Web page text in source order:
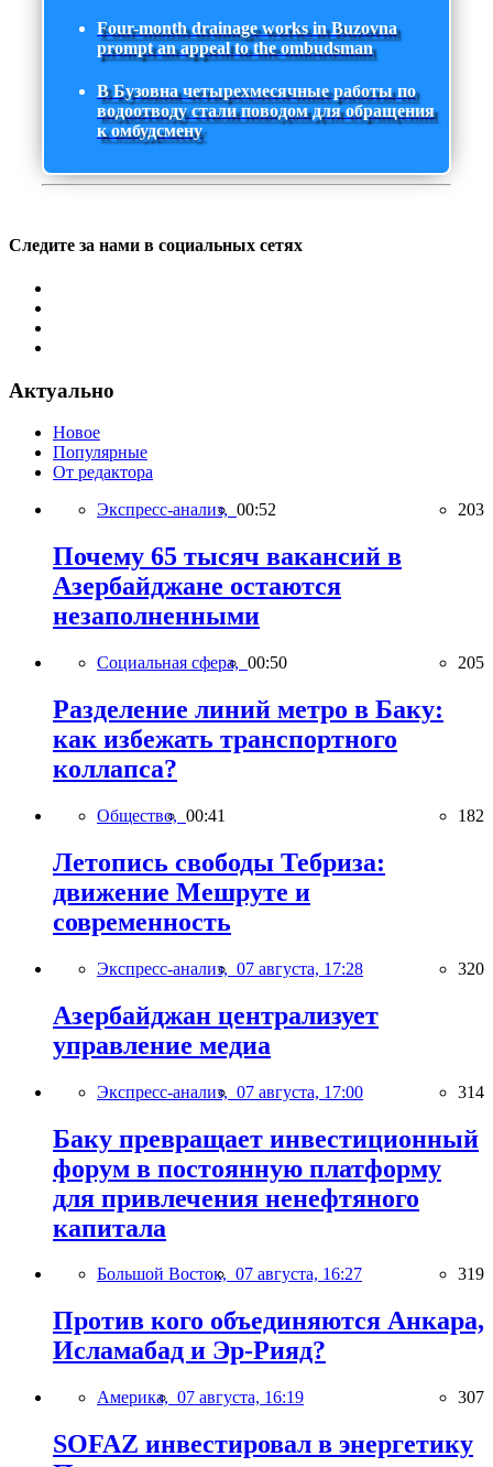
Four-month drainage works in Buzovna
prompt an appeal to the ombudsman
В Бузовна четырехмесячные работы по
водоотводу стали поводом для обращения
к омбудсмену
Следите за нами в социальных сетях
Актуально
Новое
Популярные
От редактора
Экспресс-анализ, 00:52 203
Почему 65 тысяч вакансий в
Азербайджане остаются
незаполненными
Социальная сфера, 00:50 205
Разделение линий метро в Баку:
как избежать транспортного
коллапса?
Общество, 00:41 182
Летопись свободы Тебриза:
движение Мешруте и
современность
Экспресс-анализ, 07 августа, 17:28 320
Азербайджан централизует
управление медиа
Экспресс-анализ, 07 августа, 17:00 314
Баку превращает инвестиционный
форум в постоянную платформу
для привлечения ненефтяного
капитала
Большой Восток, 07 августа, 16:27 319
Против кого объединяются Анкара,
Исламабад и Эр-Рияд?
Америка, 07 августа, 16:19 307
SOFAZ инвестировал в энергетику